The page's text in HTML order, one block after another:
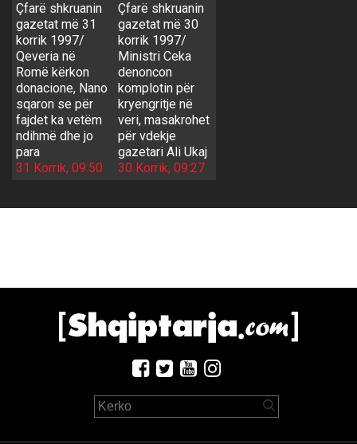
Çfarë shkruanin
gazetat më 31
korrik 1997/
Qeveria në
Romë kërkon
donacione, Nano
sqaron se për
fajdet ka vetëm
ndihmë dhe jo
para
31 Korrik, 09:50
Çfarë shkruanin
gazetat më 30
korrik 1997/
Ministri Ceka
denoncon
komplotin për
kryengritje në
veri, masakrohet
për vdekje
gazetari Ali Ukaj
30 Korrik, 09:27